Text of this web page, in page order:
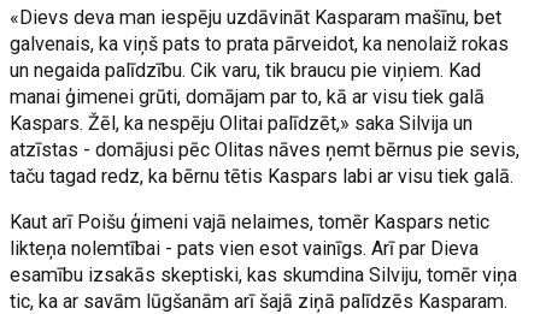
«Dievs deva man iespēju uzdāvināt Kasparam mašīnu, bet
galvenais, ka viņš pats to prata pārveidot, ka nenolaiž rokas
un negaida palīdzību. Cik varu, tik braucu pie viņiem. Kad
manai ģimenei grūti, domājam par to, kā ar visu tiek galā
Kaspars. Žēl, ka nespēju Olitai palīdzēt,» saka Silvija un
atzīstas - domājusi pēc Olitas nāves ņemt bērnus pie sevis,
taču tagad redz, ka bērnu tētis Kaspars labi ar visu tiek galā.
Kaut arī Poišu ģimeni vajā nelaimes, tomēr Kaspars netic
likteņa nolemtībai - pats vien esot vainīgs. Arī par Dieva
esamību izsakās skeptiski, kas skumdina Silviju, tomēr viņa
tic, ka ar savām lūgšanām arī šajā ziņā palīdzēs Kasparam.